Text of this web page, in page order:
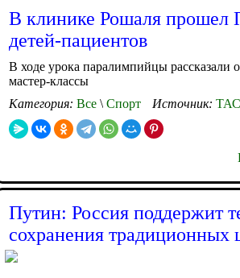
В клинике Рошаля прошел
детей-пациентов
В ходе урока паралимпийцы рассказали
мастер-классы
Категория: Все \ Спорт Источник:
Путин: Россия поддержит
сохранения традиционных